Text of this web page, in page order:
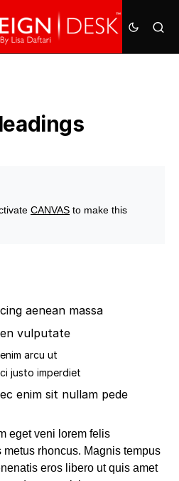
CANVAS to make this
aenean massa
vulputate
arcu ut
justo imperdiet
enim sit nullam pede
eget veni lorem felis
rhoncus. Magnis tempus
eros libero ut quis amet